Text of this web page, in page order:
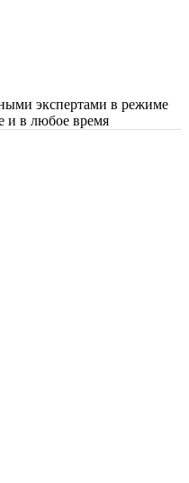
экспертами в режиме
и в любое время